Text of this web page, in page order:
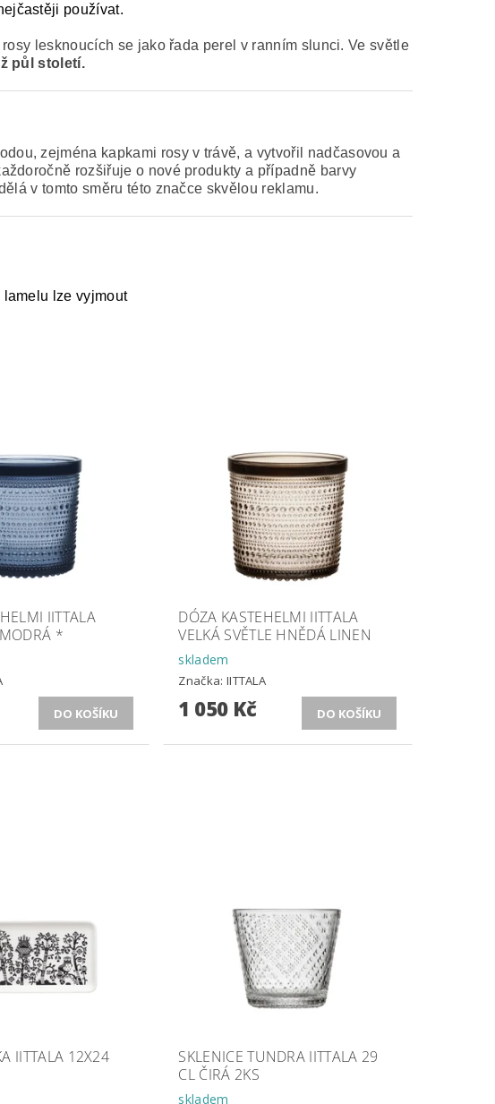
používat.
lesknoucích se jako řada perel v ranním slunci. Ve světle
půl století.
zejména kapkami rosy v trávě, a vytvořil nadčasovou a
rozšiřuje o nové produkty a případně barvy
v tomto směru této značce skvělou reklamu.
lamelu lze vyjmout
IITTALA
*
DÓZA KASTEHELMI IITTALA
VELKÁ SVĚTLE HNĚDÁ LINEN
skladem
Značka: IITTALA
1 050 Kč
IITTALA 12X24
SKLENICE TUNDRA IITTALA 29
CL ČIRÁ 2KS
skladem